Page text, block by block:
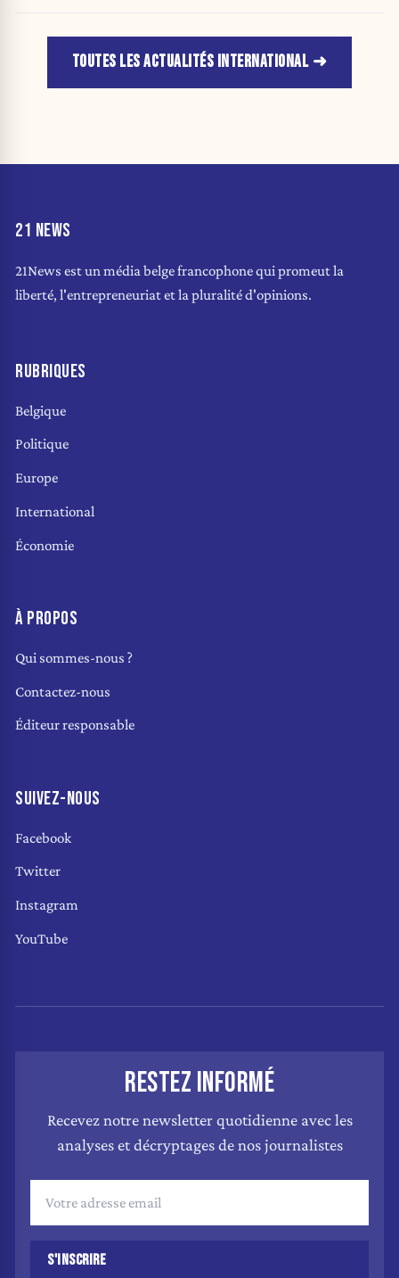
TOUTES LES ACTUALITÉS INTERNATIONAL
21 NEWS
21News est un média belge francophone qui promeut la
liberté, l'entrepreneuriat et la pluralité d'opinions.
RUBRIQUES
Belgique
Politique
Europe
International
Économie
À PROPOS
Qui sommes-nous ?
Contactez-nous
Éditeur responsable
SUIVEZ-NOUS
Facebook
Twitter
Instagram
YouTube
RESTEZ INFORMÉ
Recevez notre newsletter quotidienne avec les
analyses et décryptages de nos journalistes
S'INSCRIRE